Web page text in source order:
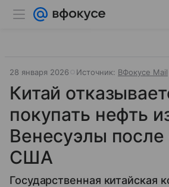
28 января 2026 Источник: ВФокусе Mail
Китай
покупать нефть
Венесуэлы после
США
Государственная китайская